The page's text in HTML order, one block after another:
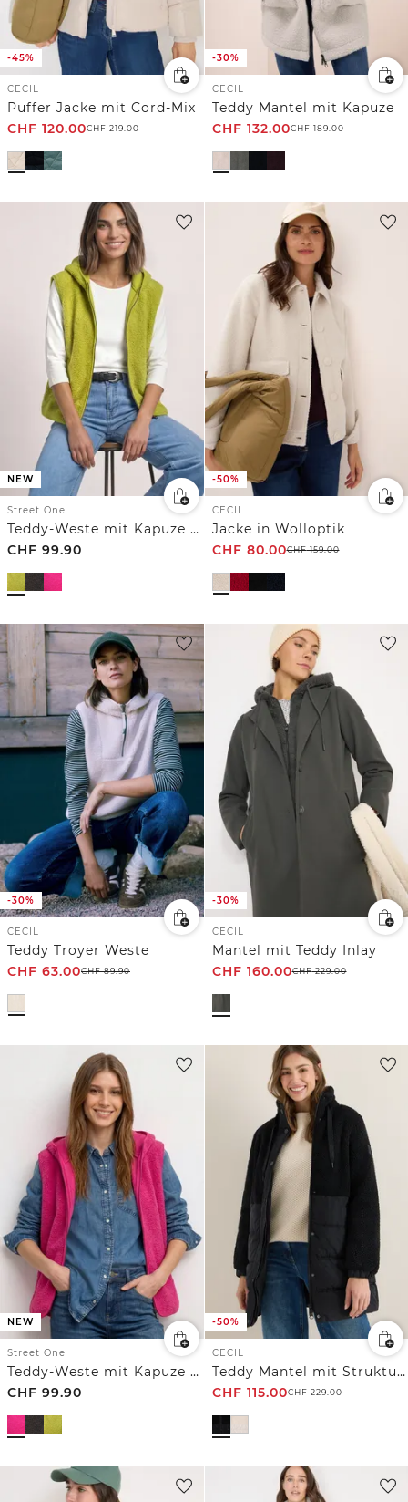
-45%
CECIL
Puffer Jacke mit Cord-Mix
CHF 120.00CHF219.00
-30%
CECIL
Teddy Mantel mit Kapuze
CHF 132.00CHF189.00
NEW
Street One
Teddy-Weste mit Kapuze und Zipper
CHF 99.90
-50%
CECIL
Jacke in Wolloptik
CHF 80.00CHF159.00
-30%
CECIL
Teddy Troyer Weste
CHF 63.00CHF89.90
-30%
CECIL
Mantel mit Teddy Inlay
CHF 160.00CHF229.00
NEW
Street One
Teddy-Weste mit Kapuze und Zipper
CHF 99.90
-50%
CECIL
Teddy Mantel mit Strukturmix
CHF 115.00CHF229.00